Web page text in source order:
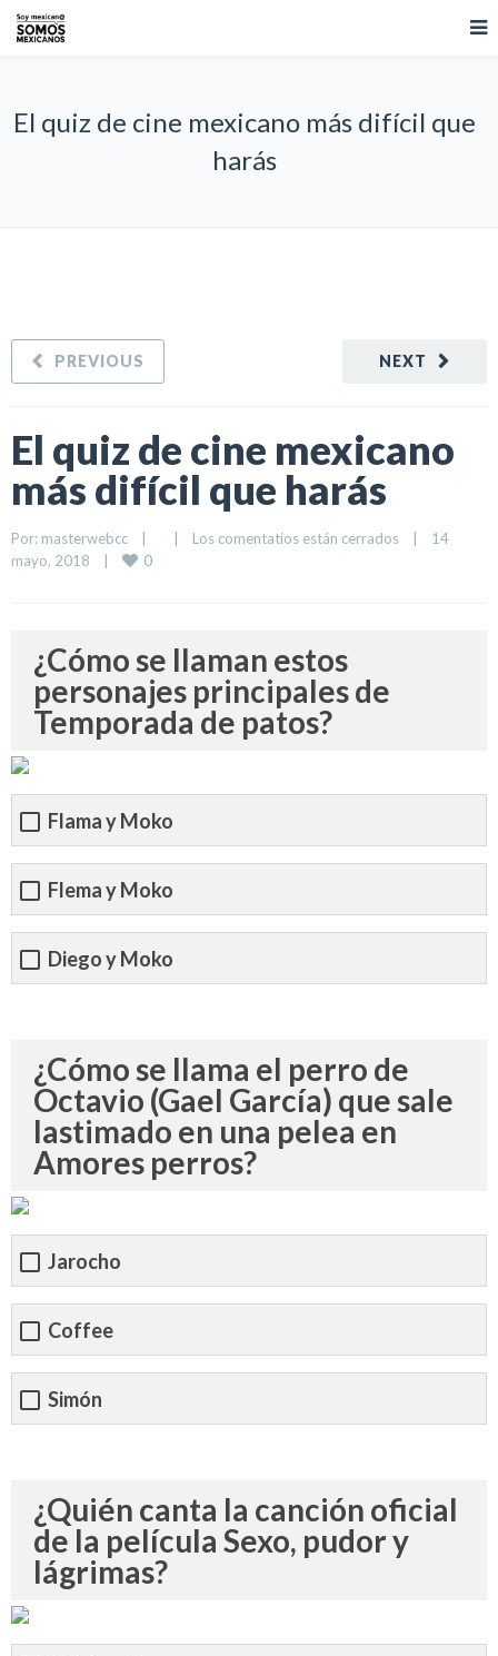
El quiz de cine mexicano más difícil que
harás
NEXT
PREVIOUS
El quiz de cine mexicano
más difícil que harás
Por: masterwebcc Los comentatios están cerrados
14
mayo, 2018
0
¿Cómo se llaman estos
personajes principales de
Temporada de patos?
Flama y Moko
Flema y Moko
Diego y Moko
¿Cómo se llama el perro de
Octavio (Gael García) que sale
lastimado en una pelea en
Amores perros?
Jarocho
Coffee
Simón
¿Quién canta la canción oficial
de la película Sexo, pudor y
lágrimas?